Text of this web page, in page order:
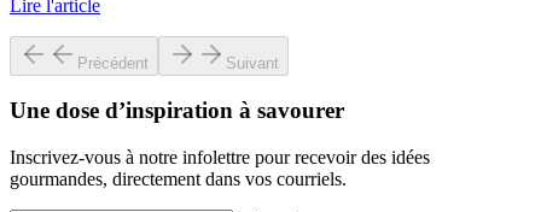
Lire l'article
Précédent Suivant
Une dose d’inspiration à savourer
Inscrivez-vous à notre infolettre pour recevoir des idées
gourmandes, directement dans vos courriels.